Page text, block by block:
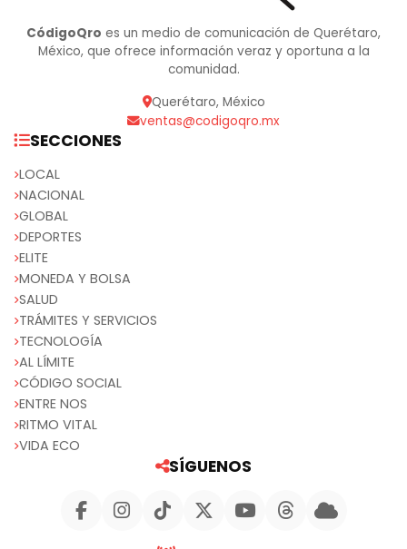
CódigoQro es un medio de comunicación de Querétaro,
México, que ofrece información veraz y oportuna a la
comunidad.
Querétaro, México
ventas@codigoqro.mx
SECCIONES
LOCAL
NACIONAL
GLOBAL
DEPORTES
ELITE
MONEDA Y BOLSA
SALUD
TRÁMITES Y SERVICIOS
TECNOLOGÍA
AL LÍMITE
CÓDIGO SOCIAL
ENTRE NOS
RITMO VITAL
VIDA ECO
SÍGUENOS